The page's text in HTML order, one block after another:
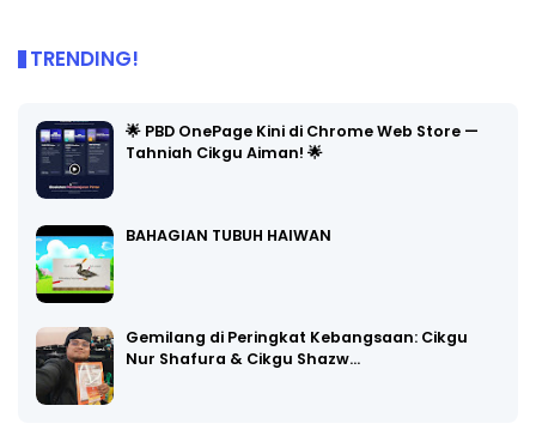
TRENDING!
🌟 PBD OnePage Kini di Chrome Web Store —
Tahniah Cikgu Aiman! 🌟
BAHAGIAN TUBUH HAIWAN
Gemilang di Peringkat Kebangsaan: Cikgu
Nur Shafura & Cikgu Shazw…